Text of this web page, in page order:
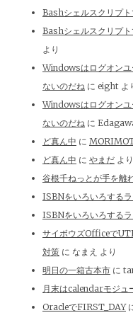
Bashシェルスクリプ
Bashシェルスクリプ
より
Windowsはログオンユ
ないのだね に eight よ
Windowsはログオンユ
ないのだね に
ど真ん中 に
ど真ん中 に やまだ より
谷根千ねっとが手を離
ISBNをいろいろするラ
ISBNをいろいろするラ
サイボウズOfficeで
対策 に なまえ より
明日の一箱古本市 に
月末はcalendarモジュ
OracleでFIRST_DAY